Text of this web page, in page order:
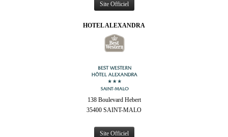
Site Officiel
HOTEL ALEXANDRA
138 Boulevard Hebert
35400 SAINT-MALO
Site Officiel